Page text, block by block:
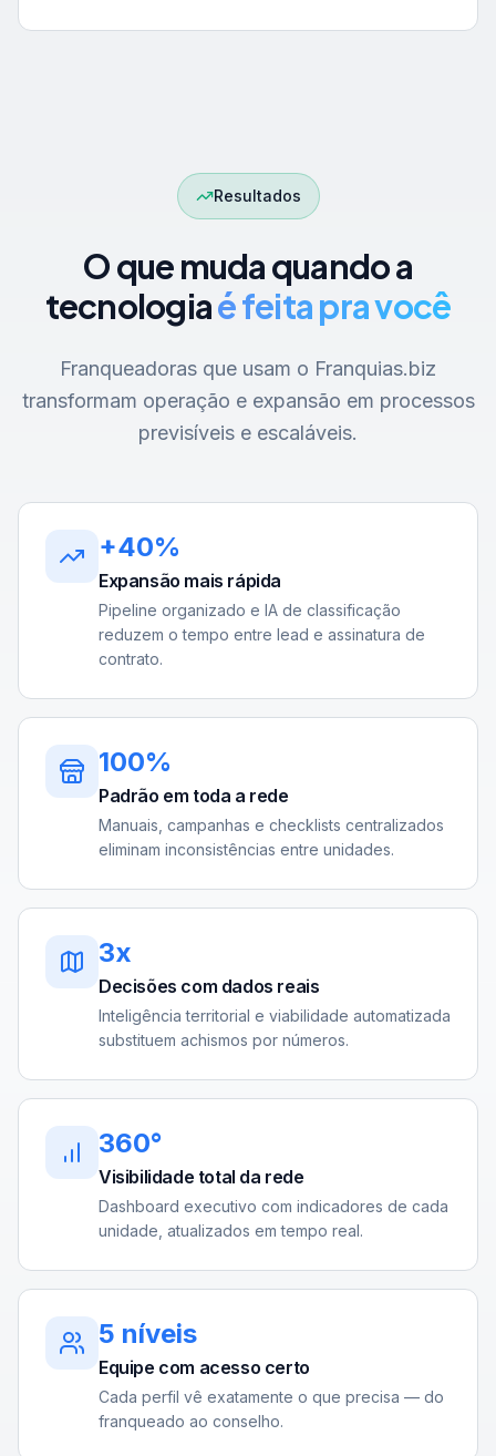
Resultados
O que muda quando a
tecnologiaé feita pra você
Franqueadoras que usam o Franquias.biz
transformam operação e expansão em processos
previsíveis e escaláveis.
+40%
Expansão mais rápida
Pipeline organizado e IA de classificação
reduzem o tempo entre lead e assinatura de
contrato.
100%
Padrão em toda a rede
Manuais, campanhas e checklists centralizados
eliminam inconsistências entre unidades.
3x
Decisões com dados reais
Inteligência territorial e viabilidade automatizada
substituem achismos por números.
360°
Visibilidade total da rede
Dashboard executivo com indicadores de cada
unidade, atualizados em tempo real.
5 níveis
Equipe com acesso certo
Cada perfil vê exatamente o que precisa — do
franqueado ao conselho.